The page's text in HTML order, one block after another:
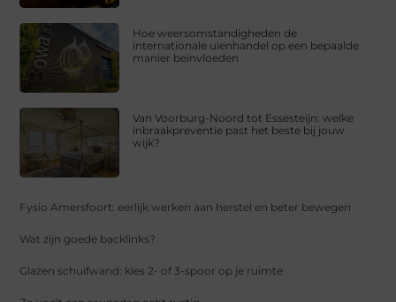
Hoe weersomstandigheden de
internationale uienhandel op een bepaalde
manier beïnvloeden
Van Voorburg-Noord tot Essesteijn: welke
inbraakpreventie past het beste bij jouw
wijk?
Fysio Amersfoort: eerlijk werken aan herstel en beter bewegen
Wat zijn goede backlinks?
Glazen schuifwand: kies 2- of 3-spoor op je ruimte